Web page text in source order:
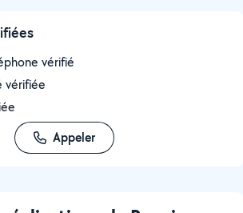
vérifié
vérifiée
Appeler